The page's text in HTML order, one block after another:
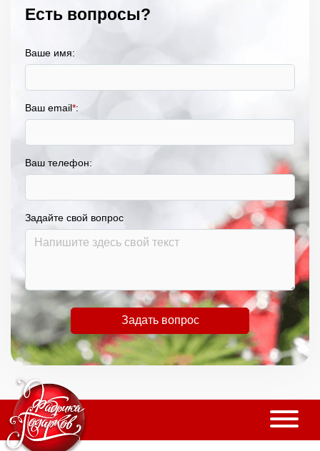
Есть вопросы?
Ваше имя:
Ваш email*:
Ваш телефон:
Задайте свой вопрос
Задать вопрос